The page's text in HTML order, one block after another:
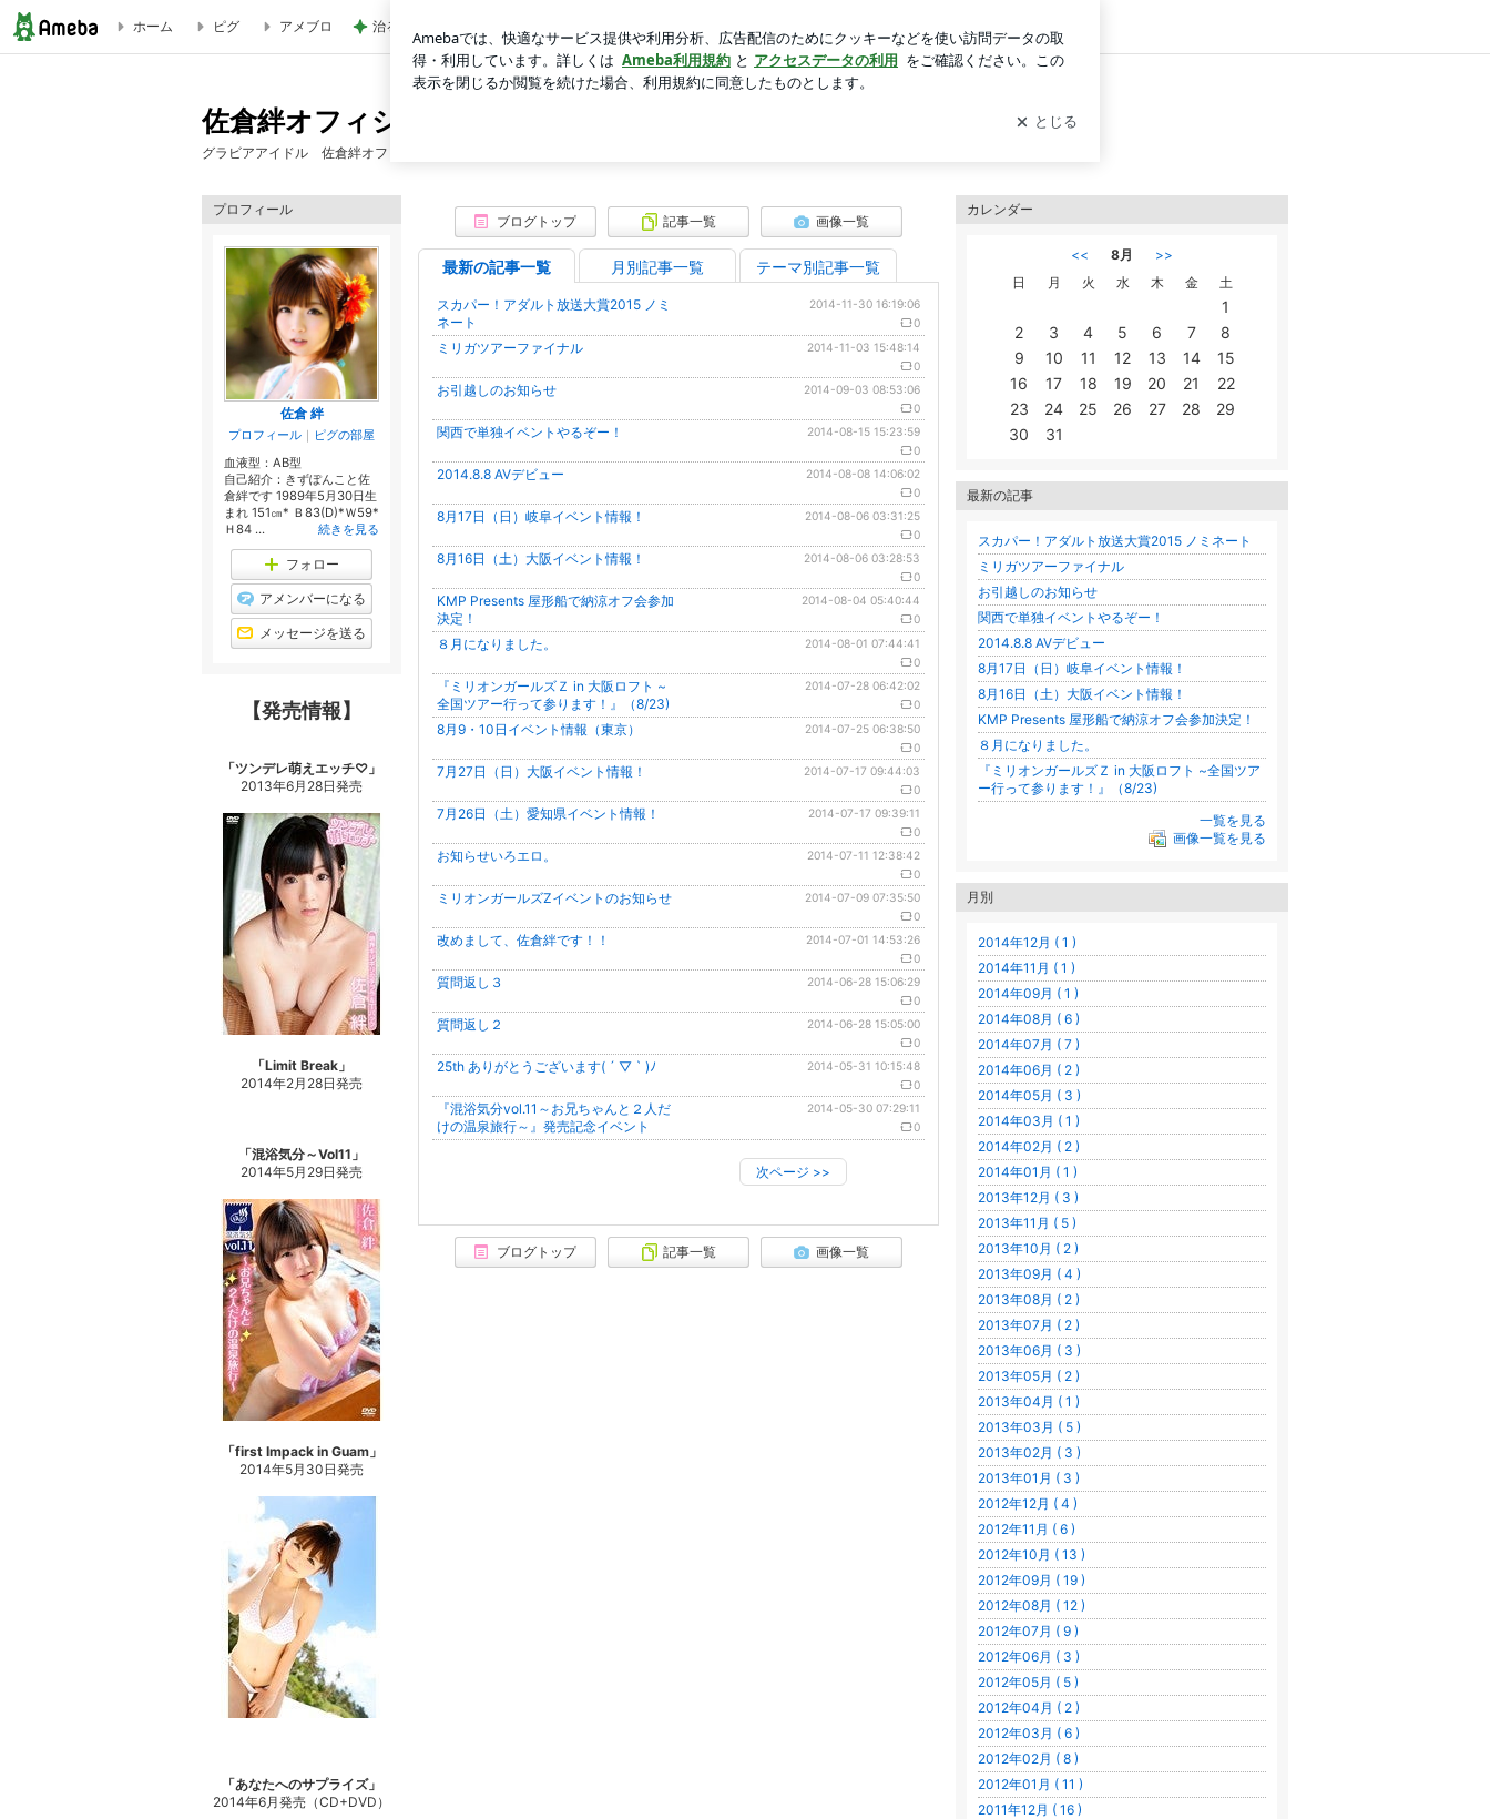
ブログ記事一覧｜佐倉絆オフィシャルブログ「あしさきまでマシュマロ♥」
ホーム ピグ アメブロ 治るまで月単位という看護師の言葉 ログイン
佐倉絆オフィシャルブログ「あしさきまでマシュマロ♥」
グラビアアイドル 佐倉絆オフィシャルブログ
ブログトップ 記事一覧 画像一覧
最新の記事一覧 月別記事一覧 テーマ別記事一覧
スカパー！アダルト放送大賞2015 ノミ
ネート
2014-11-30 16:19:06
0
ミリガツアーファイナル
2014-11-03 15:48:14
0
お引越しのお知らせ
2014-09-03 08:53:06
0
関西で単独イベントやるぞー！
2014-08-15 15:23:59
0
2014.8.8 AVデビュー
2014-08-08 14:06:02
0
8月17日（日）岐阜イベント情報！
2014-08-06 03:31:25
0
8月16日（土）大阪イベント情報！
2014-08-06 03:28:53
0
KMP Presents 屋形船で納涼オフ会参加
決定！
2014-08-04 05:40:44
0
８月になりました。
2014-08-01 07:44:41
0
『ミリオンガールズＺ in 大阪ロフト ~
全国ツアー行って参ります！』（8/23)
2014-07-28 06:42:02
0
8月9・10日イベント情報（東京）
2014-07-25 06:38:50
0
7月27日（日）大阪イベント情報！
2014-07-17 09:44:03
0
7月26日（土）愛知県イベント情報！
2014-07-17 09:39:11
0
お知らせいろエロ。
2014-07-11 12:38:42
0
ミリオンガールズZイベントのお知らせ
2014-07-09 07:35:50
0
改めまして、佐倉絆です！！
2014-07-01 14:53:26
0
質問返し３
2014-06-28 15:06:29
0
質問返し２
2014-06-28 15:05:00
0
25th ありがとうございます( ´ ▽ ` )ﾉ
2014-05-31 10:15:48
0
『混浴気分vol.11～お兄ちゃんと２人だ
けの温泉旅行～』発売記念イベント
2014-05-30 07:29:11
0
次ページ >>
ブログトップ 記事一覧 画像一覧
カレンダー
<< 8月
>>
日
月 火 水 木 金 土
1
2
3 4 5 6 7
8
9
10 11 12 13 14
15
16
17 18 19 20 21
22
23
24 25 26 27 28
29
30
31
最新の記事
スカパー！アダルト放送大賞2015 ノミネート
ミリガツアーファイナル
お引越しのお知らせ
関西で単独イベントやるぞー！
2014.8.8 AVデビュー
8月17日（日）岐阜イベント情報！
8月16日（土）大阪イベント情報！
KMP Presents 屋形船で納涼オフ会参加決定！
８月になりました。
『ミリオンガールズＺ in 大阪ロフト ~全国ツア
ー行って参ります！』（8/23)
一覧を見る
画像一覧を見る
月別
2014年12月 ( 1 )
2014年11月 ( 1 )
2014年09月 ( 1 )
2014年08月 ( 6 )
2014年07月 ( 7 )
2014年06月 ( 2 )
2014年05月 ( 3 )
2014年03月 ( 1 )
2014年02月 ( 2 )
2014年01月 ( 1 )
2013年12月 ( 3 )
2013年11月 ( 5 )
2013年10月 ( 2 )
2013年09月 ( 4 )
2013年08月 ( 2 )
2013年07月 ( 2 )
2013年06月 ( 3 )
2013年05月 ( 2 )
2013年04月 ( 1 )
2013年03月 ( 5 )
2013年02月 ( 3 )
2013年01月 ( 3 )
2012年12月 ( 4 )
2012年11月 ( 6 )
2012年10月 ( 13 )
2012年09月 ( 19 )
2012年08月 ( 12 )
2012年07月 ( 9 )
2012年06月 ( 3 )
2012年05月 ( 5 )
2012年04月 ( 2 )
2012年03月 ( 6 )
2012年02月 ( 8 )
2012年01月 ( 11 )
2011年12月 ( 16 )
プロフィール
佐倉 絆
プロフィール ｜ ピグの部屋
血液型： AB型
自己紹介：きずぽんこと佐
倉絆です 1989年5月30日生
まれ 151㎝* Ｂ83(D)*Ｗ59*
Ｈ84 ...
続きを見る
フォロー
アメンバーになる
メッセージを送る
【発売情報】
「ツンデレ萌えエッチ♡」
2013年6月28日発売
「Limit Break」
2014年2月28日発売
「混浴気分～Vol11」
2014年5月29日発売
「first Impack in Guam」
2014年5月30日発売
「あなたへのサプライズ」
2014年6月発売（CD+DVD）